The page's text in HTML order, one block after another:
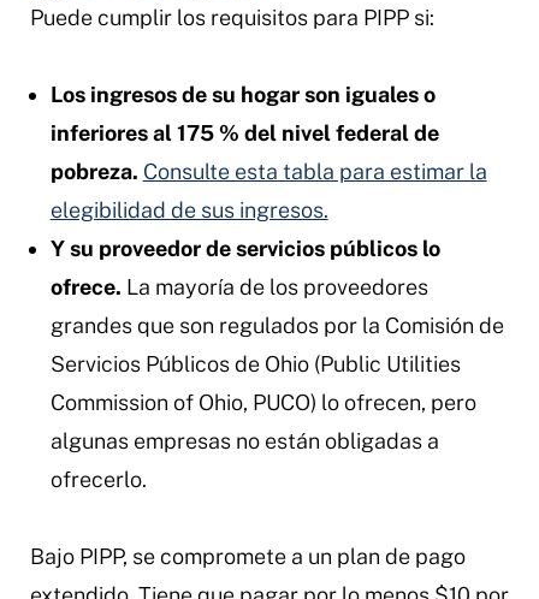
Puede cumplir los requisitos para PIPP si:
Los ingresos de su hogar son iguales o
inferiores al 175 % del nivel federal de
pobreza. Consulte esta tabla para estimar la
elegibilidad de sus ingresos.
Y su proveedor de servicios públicos lo
ofrece. La mayoría de los proveedores
grandes que son regulados por la Comisión de
Servicios Públicos de Ohio (Public Utilities
Commission of Ohio, PUCO) lo ofrecen, pero
algunas empresas no están obligadas a
ofrecerlo.
Bajo PIPP, se compromete a un plan de pago